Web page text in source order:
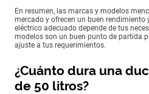
En resumen, las marcas y modelos
mercado y ofrecen un buen rendimiento
eléctrico adecuado depende de tus
modelos son un buen punto de partida
ajuste a tus requerimientos.
¿Cuánto dura una
de 50 litros?